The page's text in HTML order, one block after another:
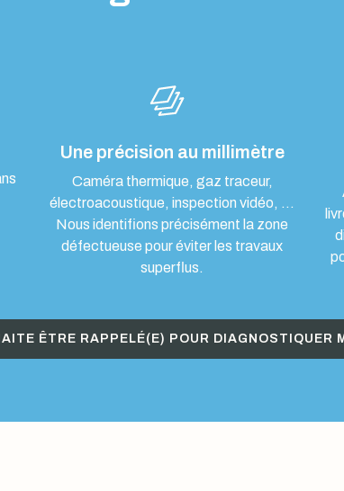
Une précision au millimètre
Caméra thermique, gaz traceur,
électroacoustique, inspection vidéo, …
Nous identifions précisément la zone
défectueuse pour éviter les travaux
superflus.
ÊTRE RAPPELÉ(E) POUR DIAGNOSTIQUER